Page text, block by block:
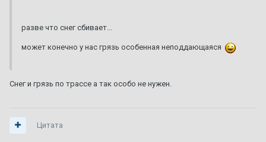
разве что снег сбивает...
может конечно у нас грязь особенная неподдающаяся
Снег и грязь по трассе а так особо не нужен.
Цитата